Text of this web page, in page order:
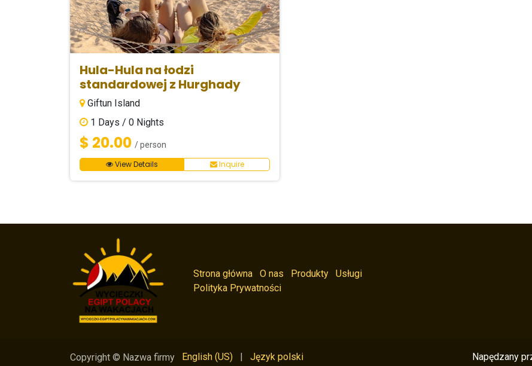
Hula-Hula na łodzi
standardowej z Hurghady
Giftun Island
1 Days / 0 Nights
$ 20.00 / person
View Details Inquire
Strona główna O nas Produkty
Usługi
Polityka Prywatności
Copyright © Nazwa firmy English (US) | Język polski Napędzany